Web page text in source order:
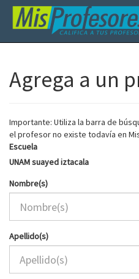
Agrega a un
Importante: Utiliza la barra de
el profesor no existe todavía en
Escuela
UNAM suayed iztacala
Nombre(s)
Apellido(s)